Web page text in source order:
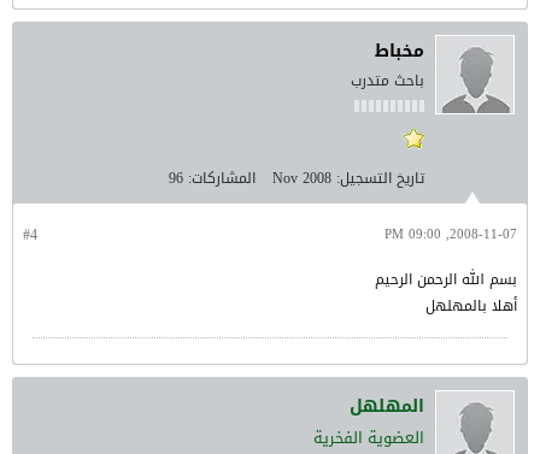
مخباط
باحث متدرب
تاريخ التسجيل: Nov 2008 المشاركات: 96
#4 2008-11-07, 09:00 PM
بسم الله الرحمن الرحيم
أهلا بالمهلهل
المهلهل
العضوية الفخرية